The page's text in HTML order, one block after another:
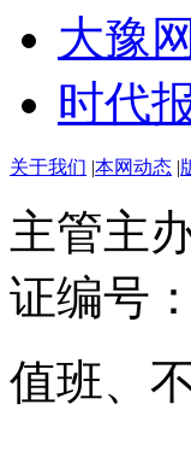
大豫网
时代
关于我们 |本网动态 |
主管主
证编号
值班、